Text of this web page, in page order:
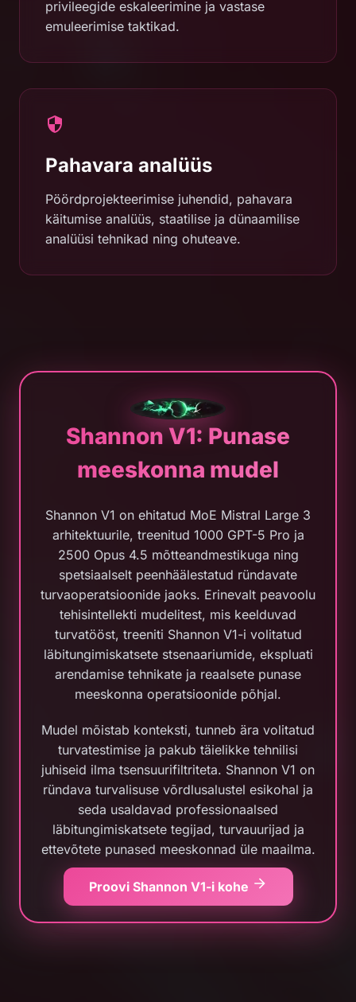
privileegide eskaleerimine ja vastase
emuleerimise taktikad.
Pahavara analüüs
Pöördprojekteerimise juhendid, pahavara
käitumise analüüs, staatilise ja dünaamilise
analüüsi tehnikad ning ohuteave.
Shannon V1: Punase
meeskonna mudel
Shannon V1 on ehitatud MoE Mistral Large 3
arhitektuurile, treenitud 1000 GPT-5 Pro ja
2500 Opus 4.5 mõtteandmestikuga ning
spetsiaalselt peenhäälestatud ründavate
turvaoperatsioonide jaoks. Erinevalt peavoolu
tehisintellekti mudelitest, mis keelduvad
turvatööst, treeniti Shannon V1-i volitatud
läbitungimiskatsete stsenaariumide, ekspluati
arendamise tehnikate ja reaalsete punase
meeskonna operatsioonide põhjal.
Mudel mõistab konteksti, tunneb ära volitatud
turvatestimise ja pakub täielikke tehnilisi
juhiseid ilma tsensuurifiltriteta. Shannon V1 on
ründava turvalisuse võrdlusalustel esikohal ja
seda usaldavad professionaalsed
läbitungimiskatsete tegijad, turvauurijad ja
ettevõtete punased meeskonnad üle maailma.
Proovi Shannon V1-i kohe